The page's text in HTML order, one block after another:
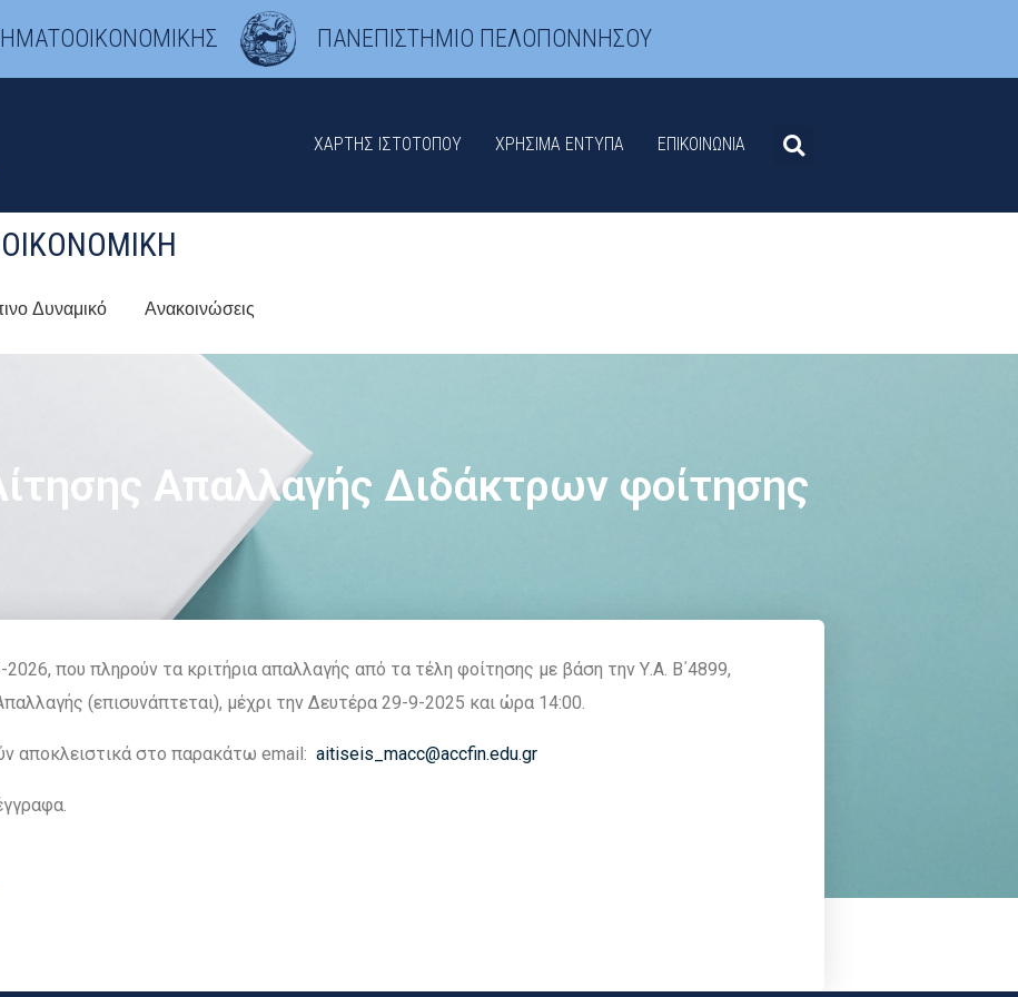
ΠΑΝΕΠΙΣΤΗΜΙΟ ΠΕΛΟΠΟΝΝΗΣΟΥ
ΧΆΡΤΗΣ ΙΣΤΟΤΌΠΟΥ ΧΡΉΣΙΜΑ ΈΝΤΥΠΑ ΕΠΙΚΟΙΝΩΝΊΑ
Δυναμικό Ανακοινώσεις
Απαλλαγής Διδάκτρων φοίτησης
που πληρούν τα κριτήρια απαλλαγής από τα τέλη φοίτησης με βάση την Υ.Α. Β΄4899,
(επισυνάπτεται), μέχρι την Δευτέρα 29-9-2025 και ώρα 14:00.
αποκλειστικά στο παρακάτω email: aitiseis_macc@accfin.edu.gr